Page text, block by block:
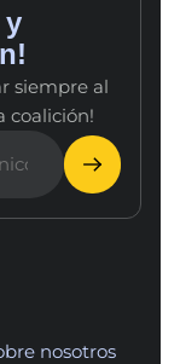
y
siempre al
coalición!
nosotros